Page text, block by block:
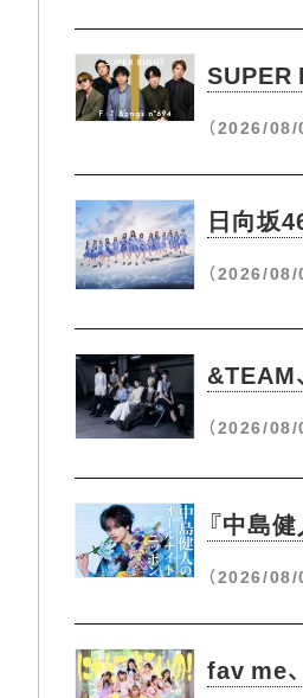
SUPER
（2026/08/
日向坂
（2026/08/
&TEAM
（2026/08/
『中島
（2026/08/
fav me